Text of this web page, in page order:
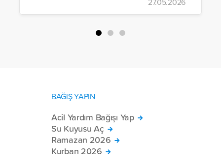
yürütülen son projeyle Suriye’nin Şam,
Halep, Hama, Humus ve İdlib
bölgelerinde zor şartlarda yaşayan
BAĞIŞ YAPIN
Acil Yardım Bağışı Yap
Su Kuyusu Aç
Ramazan 2026
Kurban 2026